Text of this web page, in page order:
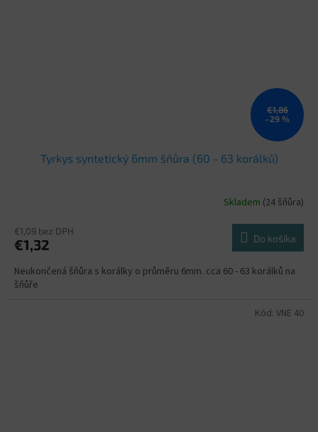
€1,86
–29 %
Tyrkys syntetický 6mm šňůra (60 - 63 korálků)
produktu
je
z
5
Skladem (24 šňůra)
€1,09 bez DPH
€1,32 Do košíka
Neukončená šňůra s korálky o průměru 6mm. cca 60 - 63 korálků na
šňůře
Kód: VNE 40